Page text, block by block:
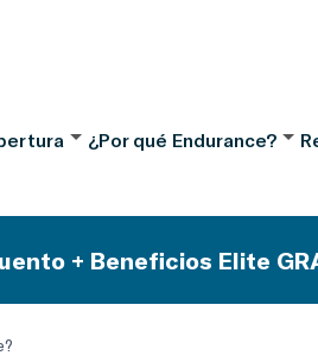
¿Por qué Endurance?
+ Beneficios Elite